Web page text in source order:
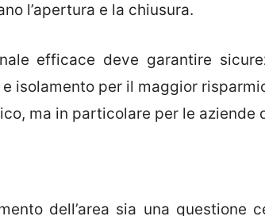
l’apertura e la chiusura.
efficace deve garantire
isolamento per il maggior
ma in particolare per le aziende
dell’area sia una questione